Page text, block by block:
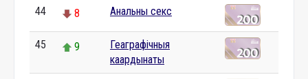
44 8 Анальны секс
45 9
Геаграфічныя
каардынаты